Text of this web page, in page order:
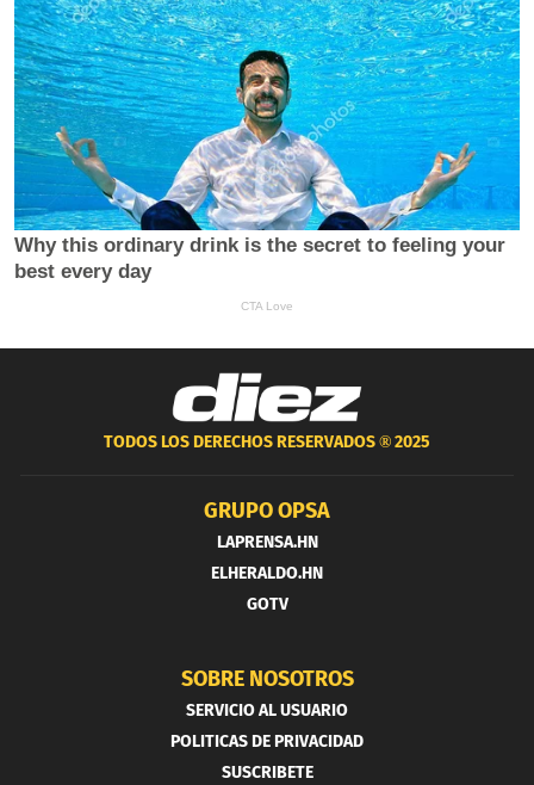
TODOS LOS DERECHOS RESERVADOS ®2025
GRUPO OPSA
LAPRENSA.HN
ELHERALDO.HN
GOTV
SOBRE NOSOTROS
SERVICIO AL USUARIO
POLITICAS DE PRIVACIDAD
SUSCRIBETE